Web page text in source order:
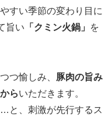
すい季節の変わり目に
旨い 「クミン火鍋」
を
つつ愉しみ、 豚肉の旨み
らいただきます。
と、刺激が先行するス